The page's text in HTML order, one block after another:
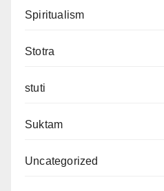
Spiritualism
Stotra
stuti
Suktam
Uncategorized